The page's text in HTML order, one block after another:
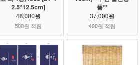
2.5*12.5cm]
48,000원
500원 적립
품**
37,000원
400원 적립